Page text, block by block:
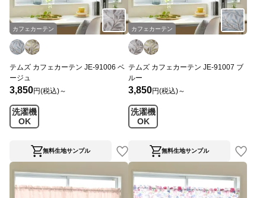
カフェカーテン
テムズ カフェカーテン JE-91006 ベ
ージュ
3,850円(税込)～
洗濯機
OK
無料生地サンプル
カフェカーテン
テムズ カフェカーテン JE-91007 ブ
ルー
3,850円(税込)～
洗濯機
OK
無料生地サンプル